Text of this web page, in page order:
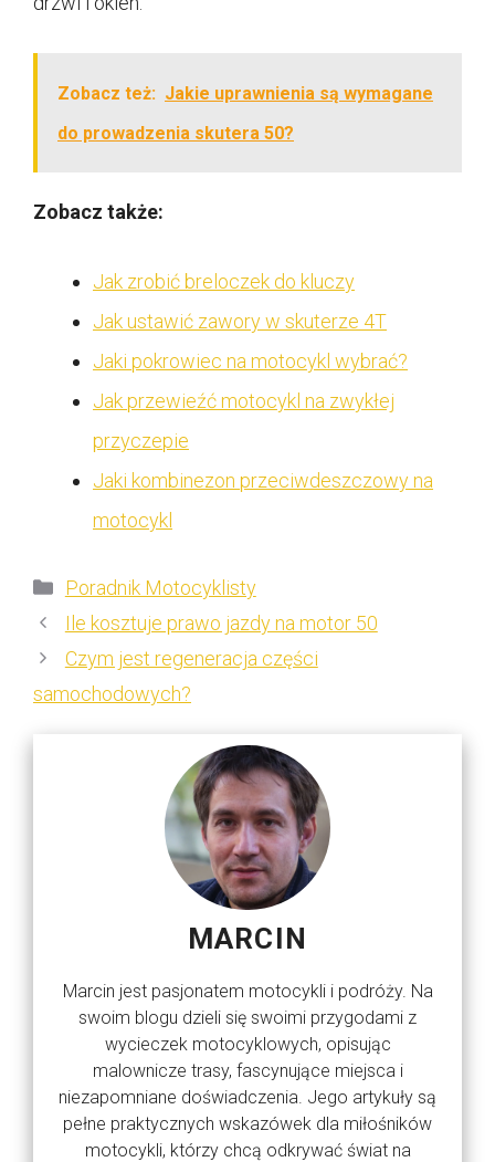
Zobacz też: Jakie uprawnienia są wymagane
do prowadzenia skutera 50?
Zobacz także:
Jak zrobić breloczek do kluczy
Jak ustawić zawory w skuterze 4T
Jaki pokrowiec na motocykl wybrać?
Jak przewieźć motocykl na zwykłej
przyczepie
Jaki kombinezon przeciwdeszczowy na
motocykl
Kategorie
Poradnik Motocyklisty
Ile kosztuje prawo jazdy na motor 50
Czym jest regeneracja części
samochodowych?
MARCIN
Marcin jest pasjonatem motocykli i podróży. Na
swoim blogu dzieli się swoimi przygodami z
wycieczek motocyklowych, opisując
malownicze trasy, fascynujące miejsca i
niezapomniane doświadczenia. Jego artykuły są
pełne praktycznych wskazówek dla miłośników
motocykli, którzy chcą odkrywać świat na